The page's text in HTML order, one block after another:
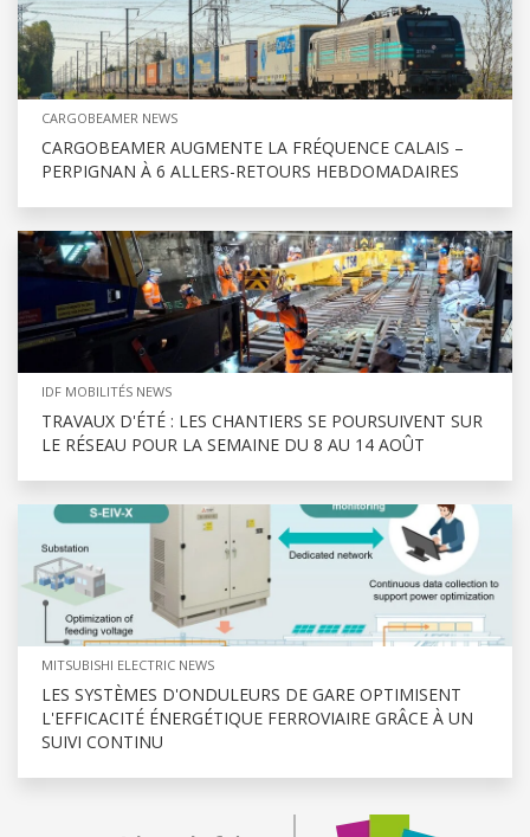
CARGOBEAMER NEWS
CARGOBEAMER AUGMENTE LA FRÉQUENCE CALAIS –
PERPIGNAN À 6 ALLERS-RETOURS HEBDOMADAIRES
IDF MOBILITÉS NEWS
TRAVAUX D'ÉTÉ : LES CHANTIERS SE POURSUIVENT SUR
LE RÉSEAU POUR LA SEMAINE DU 8 AU 14 AOÛT
MITSUBISHI ELECTRIC NEWS
LES SYSTÈMES D'ONDULEURS DE GARE OPTIMISENT
L'EFFICACITÉ ÉNERGÉTIQUE FERROVIAIRE GRÂCE À UN
SUIVI CONTINU